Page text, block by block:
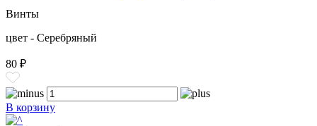
Винты
цвет - Серебряный
80 ₽
В корзину